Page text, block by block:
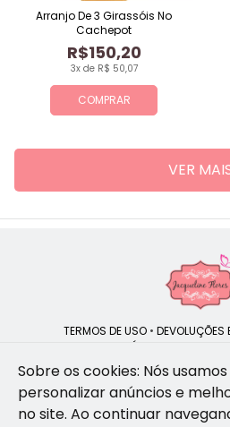
COMPRAR
3x de R$ 50,07
R$150,20
Arranjo De 3 Girassóis No
Cachepot
VER
TERMOS DE USO • DEVOLUÇÕES
POLÍTICA DE
Jacqueline Flores | CNPJ:
Sobre os cookies: Nós
personalizar anúncios e
no site. Ao continuar